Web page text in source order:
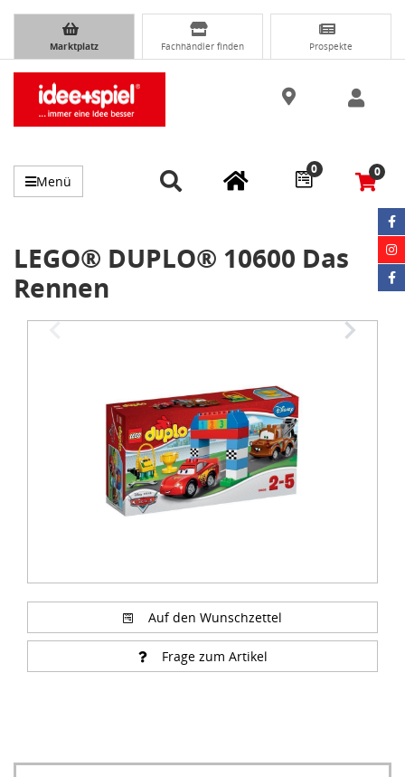
Marktplatz Fachhändler finden Prospekte
Menü
0 0
LEGO® DUPLO® 10600 Das
Rennen
Auf den Wunschzettel
Frage zum Artikel